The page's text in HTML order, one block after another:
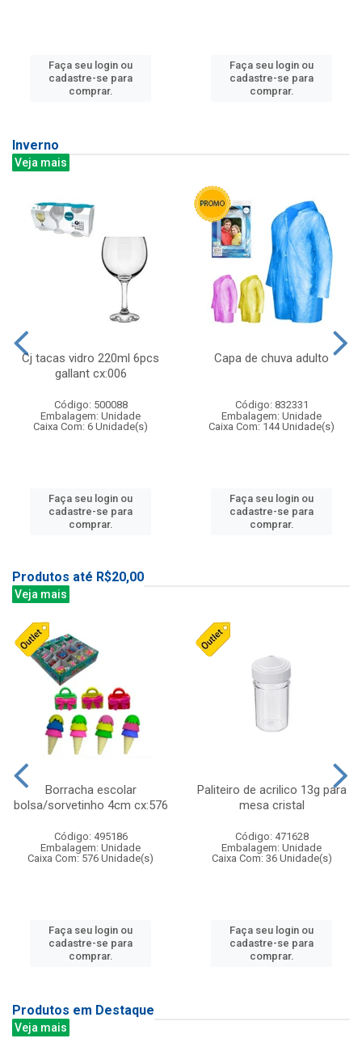
Faça seu login ou
cadastre-se para
comprar.
Faça seu login ou
cadastre-se para
comprar.
Inverno
Veja mais
Cj tacas vidro 220ml 6pcs
gallant cx:006
Código: 500088
Embalagem: Unidade
Caixa Com: 6 Unidade(s)
Faça seu login ou
cadastre-se para
comprar.
Capa de chuva adulto
Código: 832331
Embalagem: Unidade
Caixa Com: 144 Unidade(s)
Faça seu login ou
cadastre-se para
comprar.
Produtos até R$20,00
Veja mais
Borracha escolar
bolsa/sorvetinho 4cm cx:576
Código: 495186
Embalagem: Unidade
Caixa Com: 576 Unidade(s)
Faça seu login ou
cadastre-se para
comprar.
Paliteiro de acrilico 13g para
mesa cristal
Código: 471628
Embalagem: Unidade
Caixa Com: 36 Unidade(s)
Faça seu login ou
cadastre-se para
comprar.
Produtos em Destaque
Veja mais